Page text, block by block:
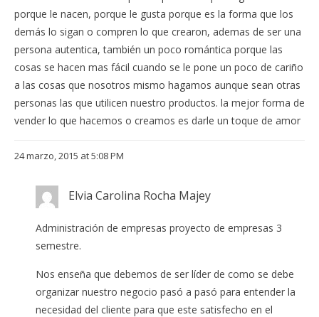
porque le nacen, porque le gusta porque es la forma que los
demás lo sigan o compren lo que crearon, ademas de ser una
persona autentica, también un poco romántica porque las
cosas se hacen mas fácil cuando se le pone un poco de cariño
a las cosas que nosotros mismo hagamos aunque sean otras
personas las que utilicen nuestro productos. la mejor forma de
vender lo que hacemos o creamos es darle un toque de amor
24 marzo, 2015 at 5:08 PM
Elvia Carolina Rocha Majey
Administración de empresas proyecto de empresas 3
semestre.
Nos enseña que debemos de ser líder de como se debe
organizar nuestro negocio pasó a pasó para entender la
necesidad del cliente para que este satisfecho en el